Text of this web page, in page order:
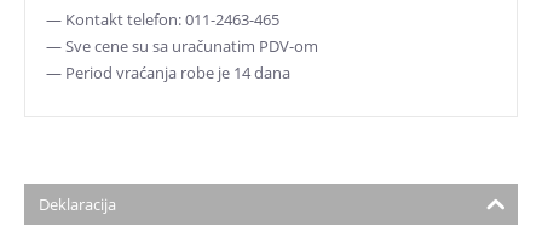
— Kontakt telefon: 011-2463-465
— Sve cene su sa uračunatim PDV-om
— Period vraćanja robe je 14 dana
Deklaracija